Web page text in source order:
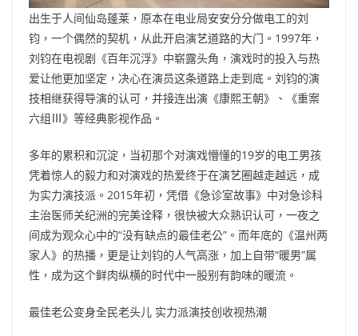
出生于人间仙岛蓬莱，原本在电业局安安分分做电工的刘
钧，一个偶然的契机，从此开启演艺道路的大门。1997年，
刘钧在电视剧《百年沉浮》中崭露头角，演戏时的投入与热
爱让他更加坚定，决心在演员这条道路上走到底。刘钧的演
技相继获得导演的认可，并接连出演《康熙王朝》、《重案
六组Ⅲ》等经典影视作品。
多年的累积和沉淀，当初那个对演戏懵懂的19岁的电工男孩
凭着惊人的毅力和对演戏的热爱终于在演艺圈越走越远，成
为实力演技派。2015年初，凭借《急诊室故事》中对急诊科
主治医师关纪洲的完美诠释，很快被大众熟识认可，一夜之
间成为观众心中的“没有缺点的最佳老公”。而年底的《温州两
家人》的热播，更是让刘钧的人气高涨，加上自带“暖男”属
性，成为这个鲜肉纵横的时代中一股别有韵味的暖流。
最佳老公变身全民老头儿 实力派演技创收视热潮